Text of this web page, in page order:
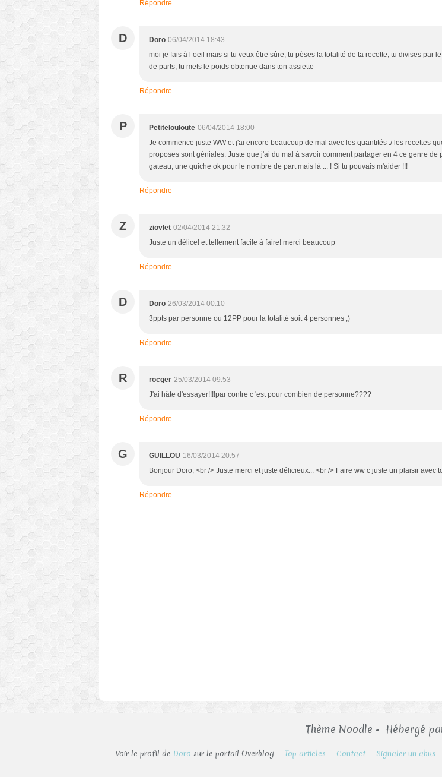
Répondre
D Doro 06/04/2014 18:43
moi je fais à l oeil mais si tu veux être sûre, tu pèses la totalité de ta recette, tu divises par
de parts, tu mets le poids obtenue dans ton assiette
Répondre
P Petitelouloute 06/04/2014 18:00
Je commence juste WW et j'ai encore beaucoup de mal avec les quantités :/ les recettes
proposes sont géniales. Juste que j'ai du mal à savoir comment partager en 4 ce genre de
gateau, une quiche ok pour le nombre de part mais là ... ! Si tu pouvais m'aider !!!
Répondre
Z ziovlet 02/04/2014 21:32
Juste un délice! et tellement facile à faire! merci beaucoup
Répondre
D Doro 26/03/2014 00:10
3ppts par personne ou 12PP pour la totalité soit 4 personnes ;)
Répondre
R rocger 25/03/2014 09:53
J'ai hâte d'essayer!!!!par contre c 'est pour combien de personne????
Répondre
G GUILLOU 16/03/2014 20:57
Bonjour Doro, <br /> Juste merci et juste délicieux... <br /> Faire ww c juste un plaisir avec
Répondre
Thème Noodle - Hébergé
Voir le profil de Doro sur le portail Overblog Top articles Contact Signaler un abus